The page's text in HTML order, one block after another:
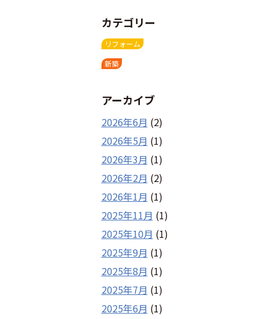
カテゴリー
リフォーム
新築
アーカイブ
2026年6月 (2)
2026年5月 (1)
2026年3月 (1)
2026年2月 (2)
2026年1月 (1)
2025年11月 (1)
2025年10月 (1)
2025年9月 (1)
2025年8月 (1)
2025年7月 (1)
2025年6月 (1)